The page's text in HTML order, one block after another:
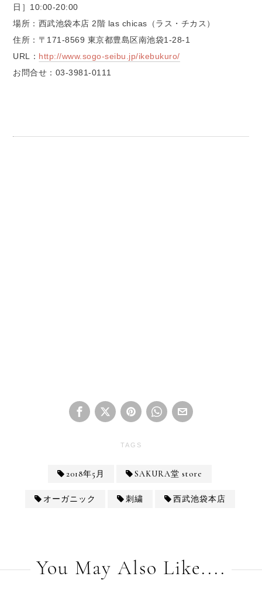
日］10:00-20:00
場所：西武池袋本店 2階 las chicas（ラス・チカス）
住所：〒171-8569 東京都豊島区南池袋1-28-1
URL： http://www.sogo-seibu.jp/ikebukuro/
お問合せ：03-3981-0111
TAGS
2018年5月 SAKURA堂 store
オーガニック 刺繍 西武池袋本店
You May Also Like....